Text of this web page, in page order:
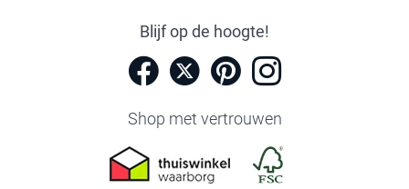
Blijf op de hoogte!
Shop met vertrouwen